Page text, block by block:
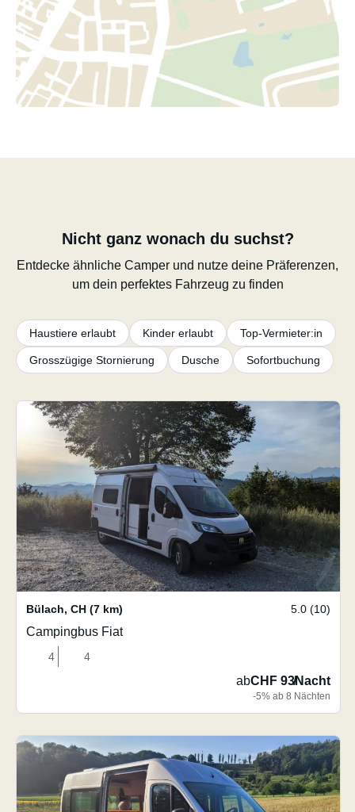
Nicht ganz wonach du suchst?
Entdecke ähnliche Camper und nutze deine Präferenzen,
um dein perfektes Fahrzeug zu finden
Haustiere erlaubt Kinder erlaubt Top-Vermieter:in
Grosszügige Stornierung Dusche Sofortbuchung
Bülach, CH (7 km) 5.0 (10)
Campingbus Fiat
4 4
abCHF 93/Nacht
-5% ab 8 Nächten